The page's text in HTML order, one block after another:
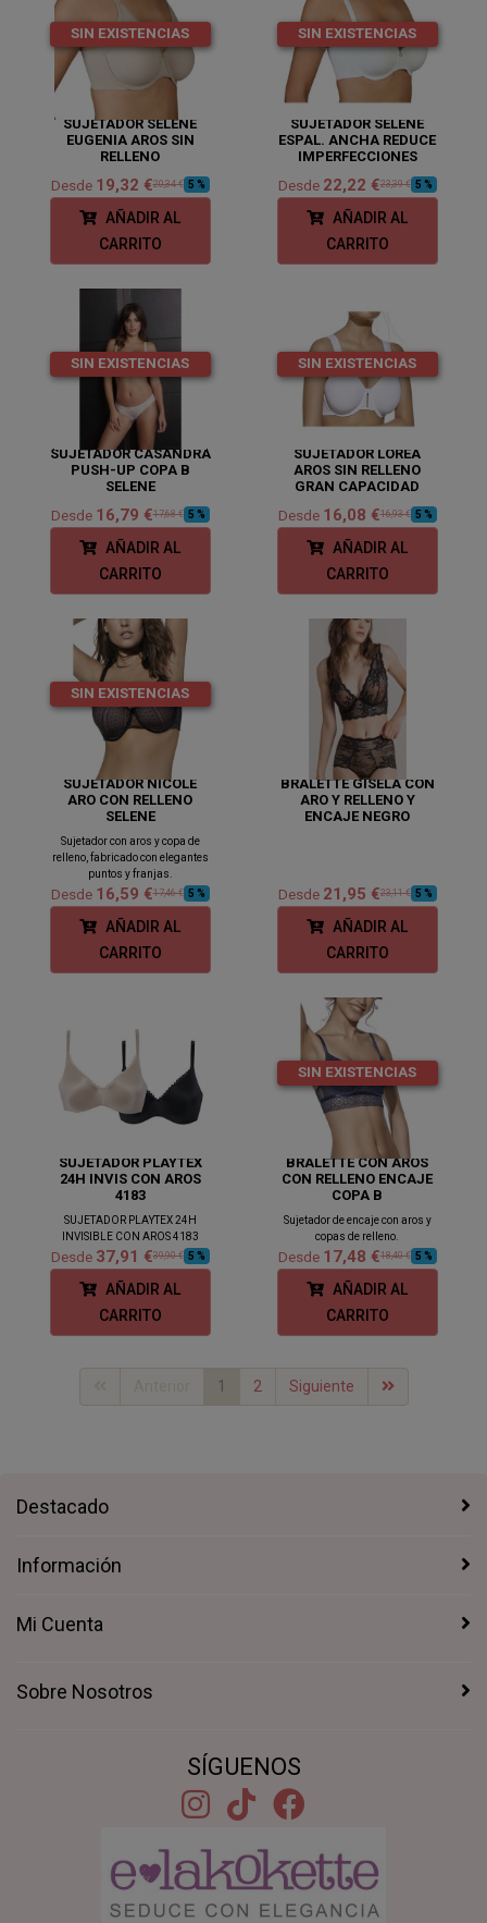
SIN EXISTENCIAS
SUJETADOR SELENE
EUGENIA AROS SIN
RELLENO
Desde 19,32 €20,34 € 5 %
AÑADIR AL
CARRITO
SIN EXISTENCIAS
SUJETADOR SELENE
ESPAL. ANCHA REDUCE
IMPERFECCIONES
Desde 22,22 €23,39 € 5 %
AÑADIR AL
CARRITO
SIN EXISTENCIAS
SUJETADOR CASANDRA
PUSH-UP COPA B
SELENE
Desde 16,79 €17,68 € 5 %
AÑADIR AL
CARRITO
SIN EXISTENCIAS
SUJETADOR LOREA
AROS SIN RELLENO
GRAN CAPACIDAD
Desde 16,08 €16,93 € 5 %
AÑADIR AL
CARRITO
SIN EXISTENCIAS
SUJETADOR NICOLE
ARO CON RELLENO
SELENE
Sujetador con aros y copa de
relleno, fabricado con elegantes
puntos y franjas.
Desde 16,59 €17,46 € 5 %
AÑADIR AL
CARRITO
BRALETTE GISELA CON
ARO Y RELLENO Y
ENCAJE NEGRO
Desde 21,95 €23,11 € 5 %
AÑADIR AL
CARRITO
SUJETADOR PLAYTEX
24H INVIS CON AROS
4183
SUJETADOR PLAYTEX 24H
INVISIBLE CON AROS 4183
Desde 37,91 €39,90 € 5 %
AÑADIR AL
CARRITO
SIN EXISTENCIAS
BRALETTE CON AROS
CON RELLENO ENCAJE
COPA B
Sujetador de encaje con aros y
copas de relleno.
Desde 17,48 €18,40 € 5 %
AÑADIR AL
CARRITO
1 2 Siguiente
Destacado
Información
Mi Cuenta
Sobre Nosotros
SÍGUENOS